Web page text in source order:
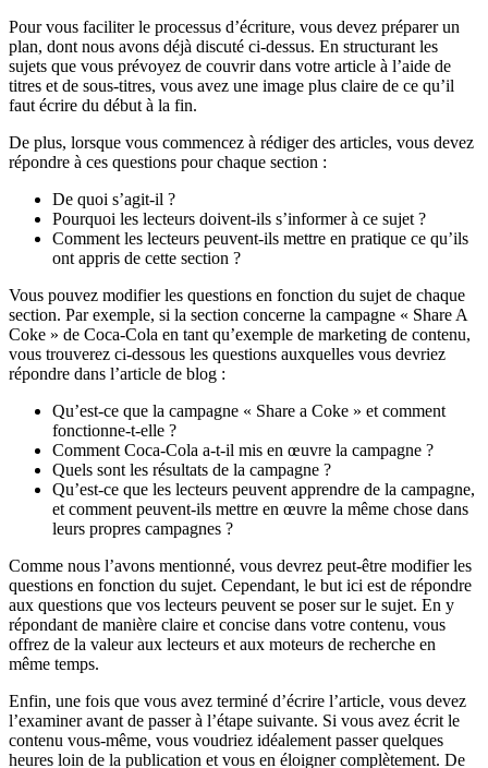
Pour vous faciliter le processus d’écriture, vous devez préparer un
plan, dont nous avons déjà discuté ci-dessus. En structurant les
sujets que vous prévoyez de couvrir dans votre article à l’aide de
titres et de sous-titres, vous avez une image plus claire de ce qu’il
faut écrire du début à la fin.
De plus, lorsque vous commencez à rédiger des articles, vous devez
répondre à ces questions pour chaque section :
De quoi s’agit-il ?
Pourquoi les lecteurs doivent-ils s’informer à ce sujet ?
Comment les lecteurs peuvent-ils mettre en pratique ce qu’ils
ont appris de cette section ?
Vous pouvez modifier les questions en fonction du sujet de chaque
section. Par exemple, si la section concerne la campagne « Share A
Coke » de Coca-Cola en tant qu’exemple de marketing de contenu,
vous trouverez ci-dessous les questions auxquelles vous devriez
répondre dans l’article de blog :
Qu’est-ce que la campagne « Share a Coke » et comment
fonctionne-t-elle ?
Comment Coca-Cola a-t-il mis en œuvre la campagne ?
Quels sont les résultats de la campagne ?
Qu’est-ce que les lecteurs peuvent apprendre de la campagne,
et comment peuvent-ils mettre en œuvre la même chose dans
leurs propres campagnes ?
Comme nous l’avons mentionné, vous devrez peut-être modifier les
questions en fonction du sujet. Cependant, le but ici est de répondre
aux questions que vos lecteurs peuvent se poser sur le sujet. En y
répondant de manière claire et concise dans votre contenu, vous
offrez de la valeur aux lecteurs et aux moteurs de recherche en
même temps.
Enfin, une fois que vous avez terminé d’écrire l’article, vous devez
l’examiner avant de passer à l’étape suivante. Si vous avez écrit le
contenu vous-même, vous voudriez idéalement passer quelques
heures loin de la publication et vous en éloigner complètement. De